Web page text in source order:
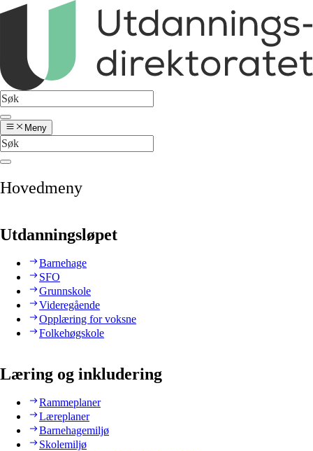
Meny
Hovedmeny
Utdanningsløpet
Barnehage
SFO
Grunnskole
Videregående
Opplæring for voksne
Folkehøgskole
Læring og inkludering
Rammeplaner
Læreplaner
Barnehagemiljø
Skolemiljø